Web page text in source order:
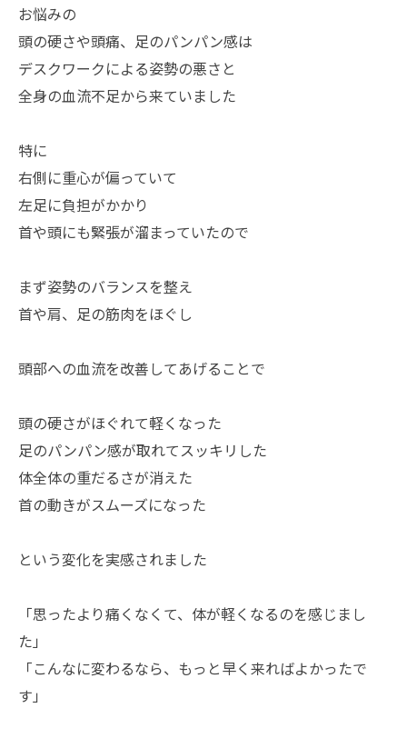
お悩みの
頭の硬さや頭痛、足のパンパン感は
デスクワークによる姿勢の悪さと
全身の血流不足から来ていました
特に
右側に重心が偏っていて
左足に負担がかかり
首や頭にも緊張が溜まっていたので
まず姿勢のバランスを整え
首や肩、足の筋肉をほぐし
頭部への血流を改善してあげることで
頭の硬さがほぐれて軽くなった
足のパンパン感が取れてスッキリした
体全体の重だるさが消えた
首の動きがスムーズになった
という変化を実感されました
「思ったより痛くなくて、体が軽くなるのを感じまし
た」
「こんなに変わるなら、もっと早く来ればよかったで
す」